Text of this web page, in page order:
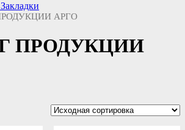
Закладки
АРГО
ПРОДУКЦИИ